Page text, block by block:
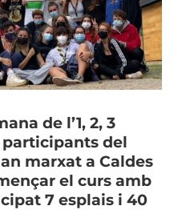
de l’1, 2, 3
participants del
marxat a Caldes
el curs amb
7 esplais i 40